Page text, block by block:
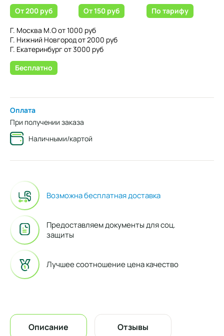
От 200 руб
Г. Москва М.О от 1000 руб
Г. Нижний Новгород от 2000 руб
Г. Екатеринбург от 3000 руб
Бесплатно
От 150 руб По тарифу
Оплата
При получении заказа
Наличными/картой
Возможна бесплатная доставка
Предоставляем документы для соц.
защиты
Лучшее соотношение цена качество
Описание Отзывы